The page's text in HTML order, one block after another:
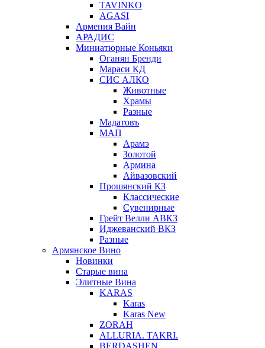
TAVINKO
AGASI
Армения Вайн
АРАДИС
Миниатюрные Коньяки
Оганян Бренди
Мараси КД
СИС АЛКО
Животные
Храмы
Разные
Мадатовъ
МАП
Арамэ
Золотой
Армина
Айвазовский
Прошянский КЗ
Классические
Сувенирные
Грейт Велли АВКЗ
Иджеванский ВКЗ
Разные
Армянское Вино
Новинки
Старые вина
Элитные Вина
KARAS
Karas
Karas New
ZORAH
ALLURIA. TAKRI.
BERDASHEN